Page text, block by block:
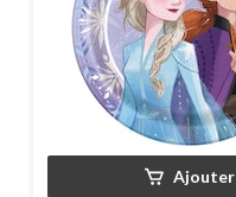
Ajouter